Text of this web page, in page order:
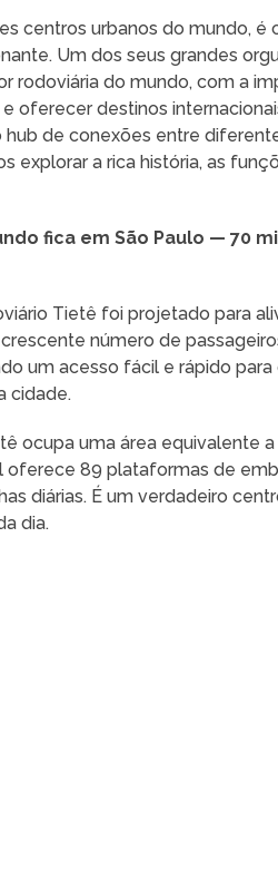
centros urbanos do mundo, é
Um dos seus grandes
rodoviária do mundo, com a
oferecer destinos
de conexões entre
explorar a rica história, as
fica em São Paulo — 70
Tietê foi projetado para
número de
um acesso fácil e rápido
cidade.
ocupa uma área equivalente
oferece 89 plataformas de
diárias. É um verdadeiro
dia.